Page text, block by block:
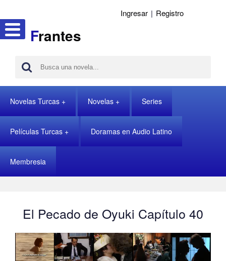
Frantes
Ingresar | Registro
Novelas Turcas Novelas Series
Películas Turcas Doramas en Audio Latino
Membresia
El Pecado de Oyuki Capítulo 40